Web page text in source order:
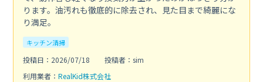
ります。油汚れも徹底的に除去され、見た目まで綺麗にな
り満足。
キッチン清掃
投稿日：2026/07/18
投稿者：sim
利用業者： RealKid株式会社